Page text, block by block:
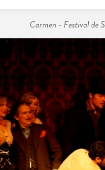
Carmen - Festival de